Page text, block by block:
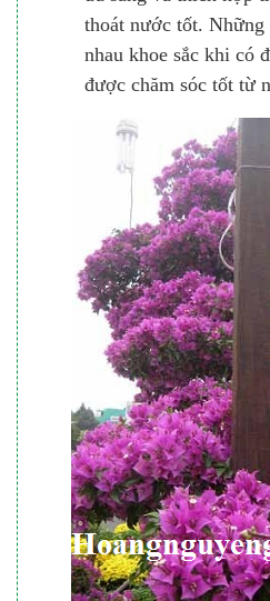
thoát nước tốt. Những
nhau khoe sắc khi có
được chăm sóc tốt từ